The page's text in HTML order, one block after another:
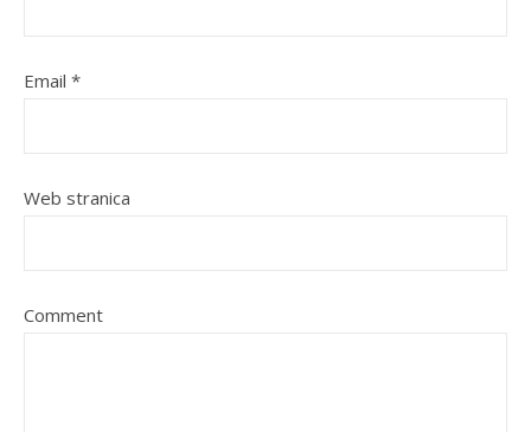
Email *
Web stranica
Comment